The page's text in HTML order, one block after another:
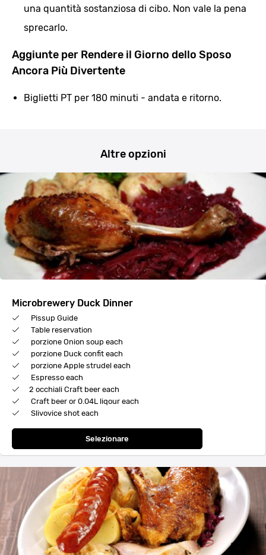
una quantità sostanziosa di cibo. Non vale la pena
sprecarlo.
Aggiunte per Rendere il Giorno dello Sposo
Ancora Più Divertente
Biglietti PT per 180 minuti - andata e ritorno.
Altre opzioni
Microbrewery Duck Dinner
Pissup Guide
Table reservation
porzione Onion soup each
porzione Duck confit each
porzione Apple strudel each
Espresso each
2 occhiali Craft beer each
Craft beer or 0.04L liqour each
Slivovice shot each
Selezionare